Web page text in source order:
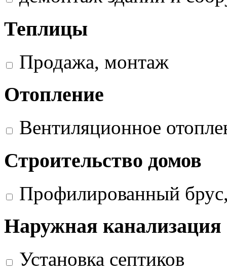
Теплицы
Продажа, монтаж
Отопление
Вентиляционное
Строительство домов
Профилированный
Наружная канализация
Установка септиков